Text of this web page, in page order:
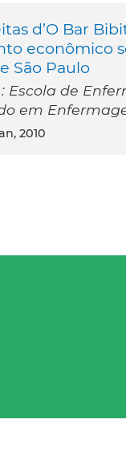
d’O Bar
econômico
São Paulo
Escola de
em
2010